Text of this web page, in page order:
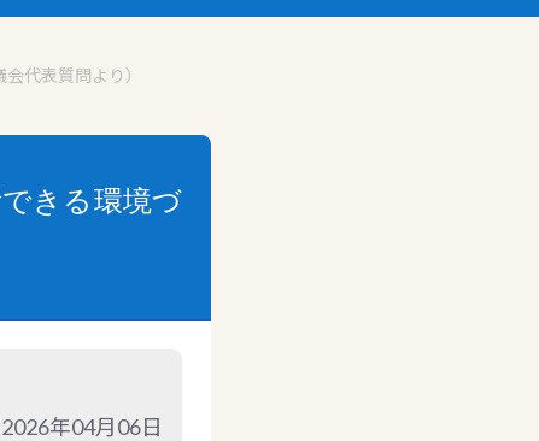
代表質問より）
きる環境づ
2026年04月06日